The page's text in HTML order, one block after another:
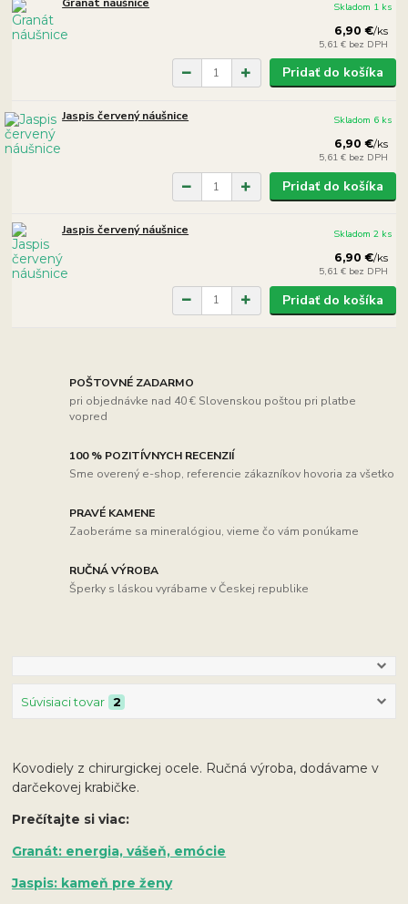
6,90 €/ks
5,61 € bez DPH
Skladom 1 ks
Pridať do košíka
Jaspis červený náušnice
6,90 €/ks
5,61 € bez DPH
Skladom 6 ks
Pridať do košíka
Jaspis červený náušnice
6,90 €/ks
5,61 € bez DPH
Skladom 2 ks
Pridať do košíka
POŠTOVNÉ ZADARMO
pri objednávke nad 40 € Slovenskou poštou pri platbe
vopred
100 % POZITÍVNYCH RECENZIÍ
Sme overený e-shop, referencie zákazníkov hovoria za všetko
PRAVÉ KAMENE
Zaoberáme sa mineralógiou, vieme čo vám ponúkame
RUČNÁ VÝROBA
Šperky s láskou vyrábame v Českej republike
Súvisiaci tovar 2
Kovodiely z chirurgickej ocele. Ručná výroba, dodávame v
darčekovej krabičke.
Prečítajte si viac:
Granát: energia, vášeň, emócie
Jaspis: kameň pre ženy